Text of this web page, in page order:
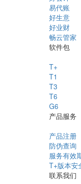
易代账
好生意
好业财
畅云管家
软件包
T+
T1
T3
T6
G6
产品服务
产品注册
防伪查询
服务有效
T+版本安
联系我们